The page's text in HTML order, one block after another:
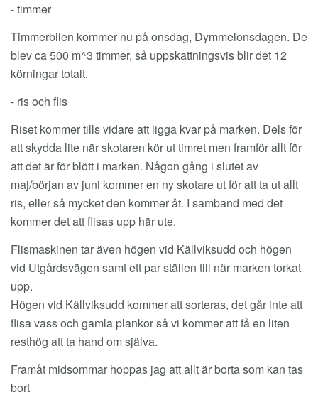
- timmer
Timmerbilen kommer nu på onsdag, Dymmelonsdagen. De
blev ca 500 m^3 timmer, så uppskattningsvis blir det 12
körningar totalt.
- ris och flis
Riset kommer tills vidare att ligga kvar på marken. Dels för
att skydda lite när skotaren kör ut timret men framför allt för
att det är för blött i marken. Någon gång i slutet av
maj/början av juni kommer en ny skotare ut för att ta ut allt
ris, eller så mycket den kommer åt. I samband med det
kommer det att flisas upp här ute.
Flismaskinen tar även högen vid Källviksudd och högen
vid Utgårdsvägen samt ett par ställen till när marken torkat
upp.
Högen vid Källviksudd kommer att sorteras, det går inte att
flisa vass och gamla plankor så vi kommer att få en liten
resthög att ta hand om själva.
Framåt midsommar hoppas jag att allt är borta som kan tas
bort